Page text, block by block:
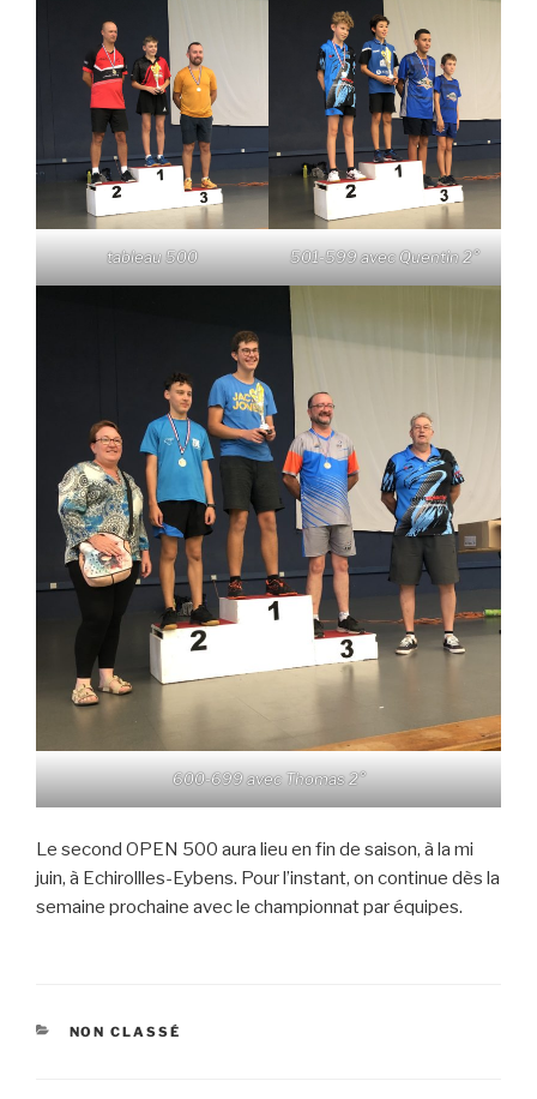
tableau 500 501-599 avec Quentin 2°
600-699 avec Thomas 2°
Le second OPEN 500 aura lieu en fin de saison, à la mi
juin, à Echirollles-Eybens. Pour l’instant, on continue dès la
semaine prochaine avec le championnat par équipes.
CATÉGORIES
NON CLASSÉ